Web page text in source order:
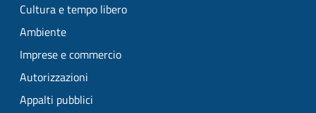
Cultura e tempo libero
Ambiente
Imprese e commercio
Autorizzazioni
Appalti pubblici